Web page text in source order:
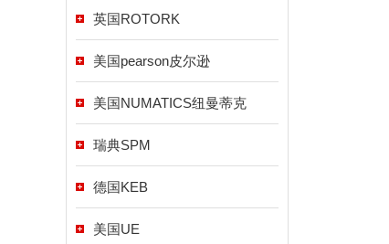
英国ROTORK
美国pearson皮尔逊
美国NUMATICS纽曼蒂克
瑞典SPM
德国KEB
美国UE